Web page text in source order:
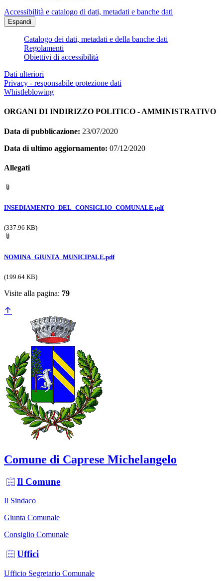
Accessibilità e catalogo di dati, metadati e banche dati
Espandi
Catalogo dei dati, metadati e della banche dati
Regolamenti
Obiettivi di accessibilità
Dati ulteriori
Privacy - responsabile protezione dati
Whistleblowing
ORGANI DI INDIRIZZO POLITICO - AMMINISTRATIVO
Data di pubblicazione: 23/07/2020
Data di ultimo aggiornamento: 07/12/2020
Allegati
INSEDIAMENTO_DEL_CONSIGLIO_COMUNALE.pdf
(337.96 KB)
NOMINA_GIUNTA_MUNICIPALE.pdf
(199.64 KB)
Visite alla pagina: 79
Comune di Caprese Michelangelo
Il Comune
Il Sindaco
Giunta Comunale
Consiglio Comunale
Uffici
Ufficio Segretario Comunale